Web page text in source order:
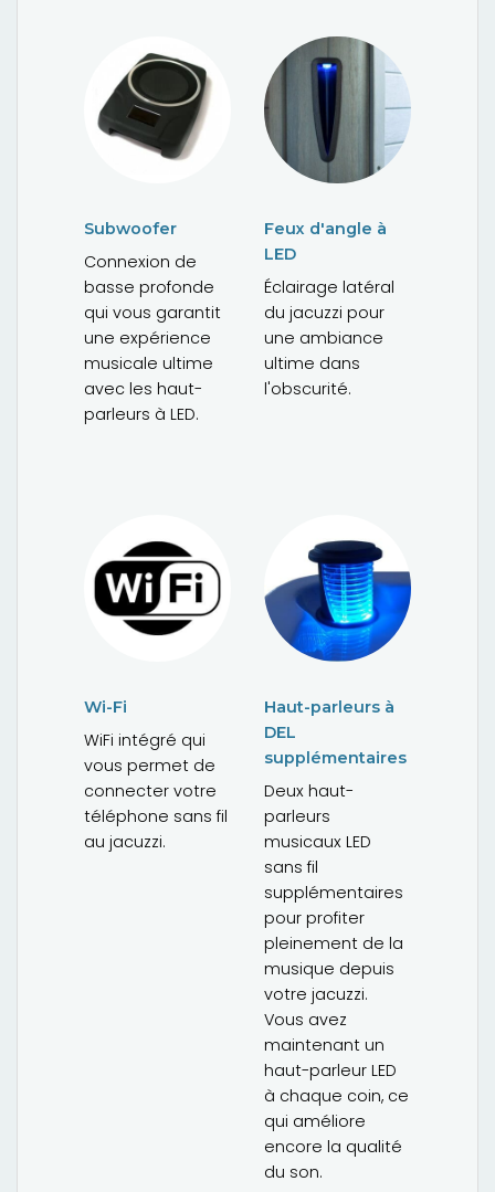
Subwoofer
Connexion de
basse profonde
qui vous garantit
une expérience
musicale ultime
avec les haut-
parleurs à LED.
Feux d'angle à
LED
Éclairage latéral
du jacuzzi pour
une ambiance
ultime dans
l'obscurité.
Wi-Fi
WiFi intégré qui
vous permet de
connecter votre
téléphone sans fil
au jacuzzi.
Haut-parleurs à
DEL
supplémentaires
Deux haut-
parleurs
musicaux LED
sans fil
supplémentaires
pour profiter
pleinement de la
musique depuis
votre jacuzzi.
Vous avez
maintenant un
haut-parleur LED
à chaque coin, ce
qui améliore
encore la qualité
du son.